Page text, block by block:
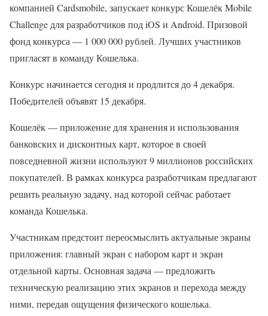
компанией Cardsmobile, запускает конкурс Кошелёк Mobile
Challenge для разработчиков под iOS и Android. Призовой
фонд конкурса — 1 000 000 рублей. Лучших участников
пригласят в команду Кошелька.
Конкурс начинается сегодня и продлится до 4 декабря.
Победителей объявят 15 декабря.
Кошелёк — приложение для хранения и использования
банковских и дисконтных карт, которое в своей
повседневной жизни используют 9 миллионов российских
покупателей. В рамках конкурса разработчикам предлагают
решить реальную задачу, над которой сейчас работает
команда Кошелька.
Участникам предстоит переосмыслить актуальные экраны
приложения: главный экран с набором карт и экран
отдельной карты. Основная задача — предложить
техническую реализацию этих экранов и перехода между
ними, передав ощущения физического кошелька.